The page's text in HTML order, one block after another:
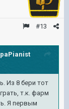
#13
Из 8 бери тот
т.к. фарм
Я первым